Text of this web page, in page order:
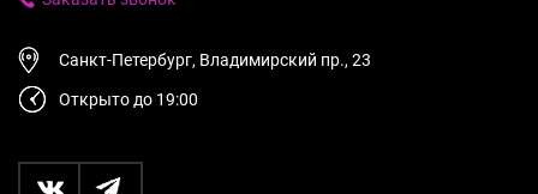
Санкт-Петербург, Владимирский пр., 23
Открыто до 19:00